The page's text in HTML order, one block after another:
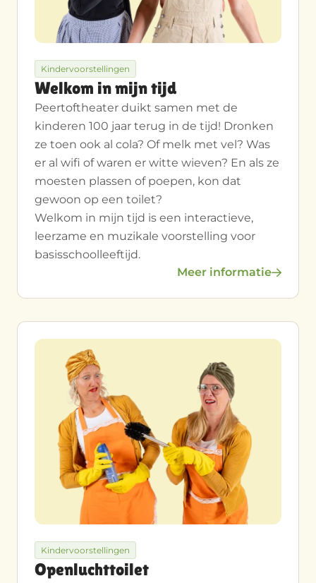
Kindervoorstellingen
Welkom in mijn tijd
Peertoftheater duikt samen met de
kinderen 100 jaar terug in de tijd! Dronken
ze toen ook al cola? Of melk met vel? Was
er al wifi of waren er witte wieven? En als ze
moesten plassen of poepen, kon dat
gewoon op een toilet?
Welkom in mijn tijd is een interactieve,
leerzame en muzikale voorstelling voor
basisschoolleeftijd.
Meer informatie
Kindervoorstellingen
Openluchttoilet